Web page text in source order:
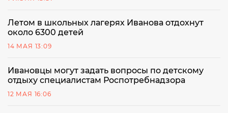
Летом в школьных лагерях Иванова отдохнут
около 6300 детей
14 МАЯ 13:09
Ивановцы могут задать вопросы по детскому
отдыху специалистам Роспотребнадзора
12 МАЯ 16:06